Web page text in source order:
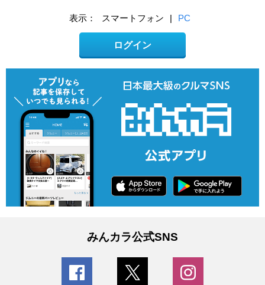
表示： スマートフォン | PC
ログイン
みんカラ公式SNS